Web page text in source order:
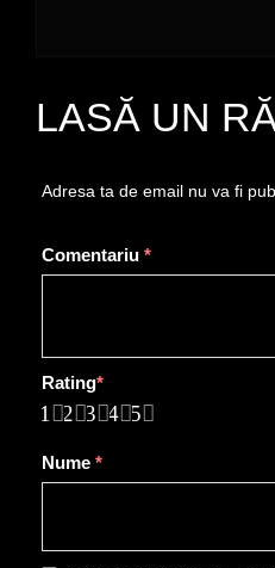
LASĂ UN
Adresa ta de email nu va fi
Comentariu *
Rating*
5
4
3
2
1
Nume *